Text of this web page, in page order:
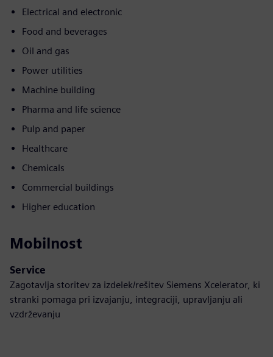
Electrical and electronic
Food and beverages
Oil and gas
Power utilities
Machine building
Pharma and life science
Pulp and paper
Healthcare
Chemicals
Commercial buildings
Higher education
Mobilnost
Service
Zagotavlja storitev za izdelek/rešitev Siemens Xcelerator, ki
stranki pomaga pri izvajanju, integraciji, upravljanju ali
vzdrževanju